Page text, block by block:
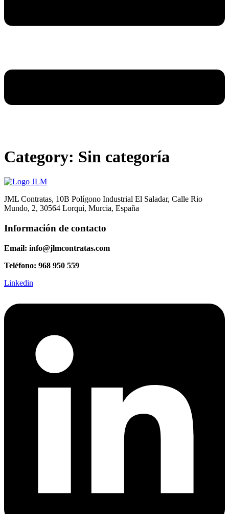
Category: Sin categoría
JML Contratas, 10B Polígono Industrial El Saladar, Calle Rio
Mundo, 2, 30564 Lorquí, Murcia, España
Información de contacto
Email: info@jlmcontratas.com
Teléfono: 968 950 559
Linkedin